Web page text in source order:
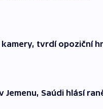
tvrdí opoziční
Saúdi hlásí